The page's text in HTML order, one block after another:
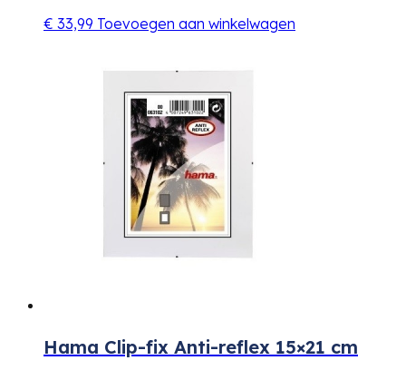
€ 33,99 Toevoegen aan winkelwagen
Hama Clip-fix Anti-reflex 15×21 cm